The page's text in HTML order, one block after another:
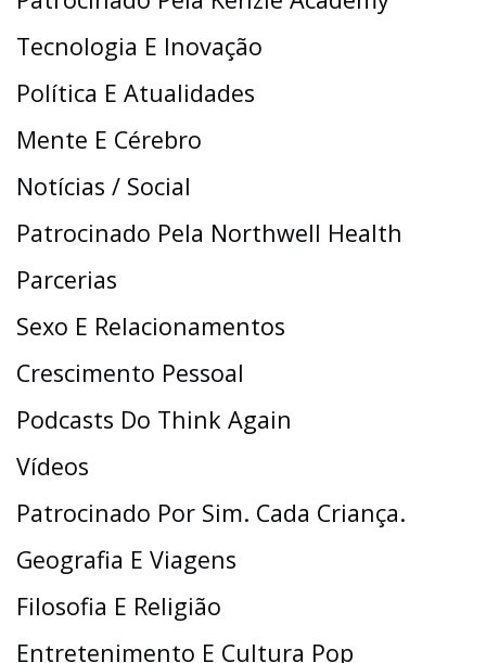
Tecnologia E Inovação
Política E Atualidades
Mente E Cérebro
Notícias / Social
Patrocinado Pela Northwell Health
Parcerias
Sexo E Relacionamentos
Crescimento Pessoal
Podcasts Do Think Again
Vídeos
Patrocinado Por Sim. Cada Criança.
Geografia E Viagens
Filosofia E Religião
Entretenimento E Cultura Pop